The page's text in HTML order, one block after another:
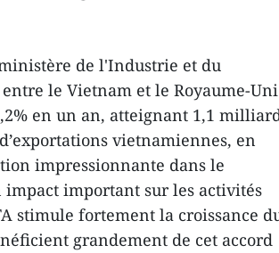
de l'Industrie et du
le Vietnam et le Royaume-Uni
en un an, atteignant 1,1
vietnamiennes, en
impressionnante dans le
impact important sur les activités
stimule fortement la croissance
grandement de cet accord